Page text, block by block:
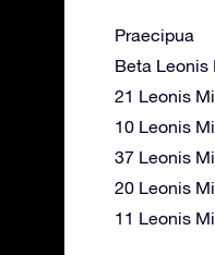
Praecipua
Beta Leonis
21 Leonis
10 Leonis
37 Leonis
20 Leonis
11 Leonis